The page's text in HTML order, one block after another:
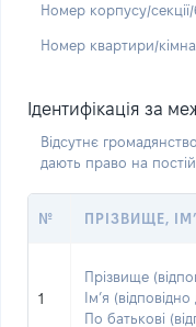
Номер корпусу/
Номер квартири/
Ідентифікація за
Відсутнє
дають право на
№ ПРІЗВИЩЕ,
1
Прізвище
Ім’я
По батькові